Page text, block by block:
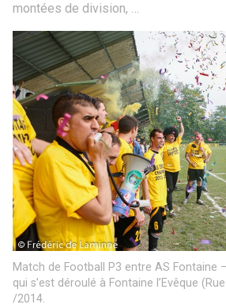
montées de division, …
Match de Football P3 entre AS Fontaine
qui s’est déroulé à Fontaine l’Evêque
/2014.